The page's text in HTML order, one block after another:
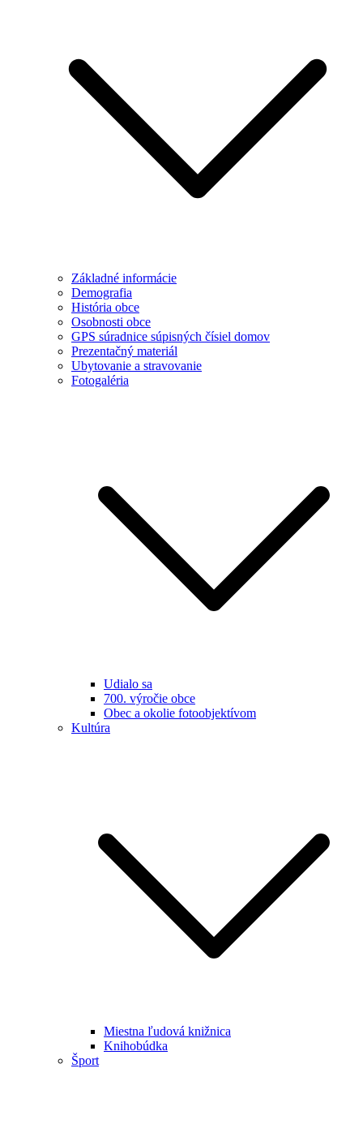
Základné informácie
Demografia
História obce
Osobnosti obce
GPS súradnice súpisných čísiel domov
Prezentačný materiál
Ubytovanie a stravovanie
Fotogaléria
Udialo sa
700. výročie obce
Obec a okolie fotoobjektívom
Kultúra
Miestna ľudová knižnica
Knihobúdka
Šport